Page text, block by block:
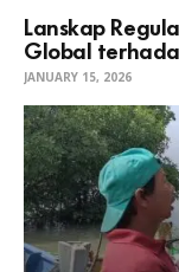
Lanskap
Global
JANUARY 15, 2026